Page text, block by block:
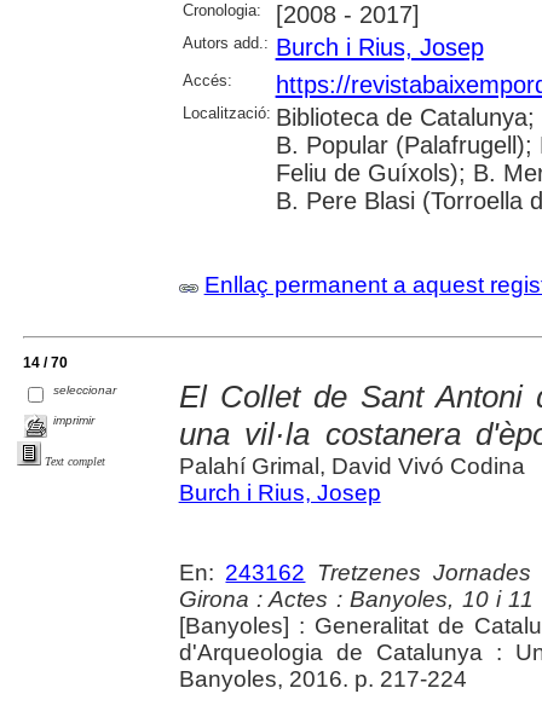
Cronologia: [2008 - 2017]
Autors add.: Burch i Rius, Josep
Accés: https://
Localització: Biblioteca de
B. Popular
Feliu de Guíxols); B.
B. Pere Blasi (Torroella
Enllaç permanent a aquest
14 / 70
seleccionar
imprimir
Text complet
El Collet de Sant Antoni
una vil·la costanera
Palahí Grimal, David Vivó Codina
Burch i Rius, Josep
En: 243162 Tretzenes
Girona : Actes : Banyoles, 10 i
[Banyoles] : Generalitat de
d'Arqueologia de Catalunya :
Banyoles, 2016. p. 217-224